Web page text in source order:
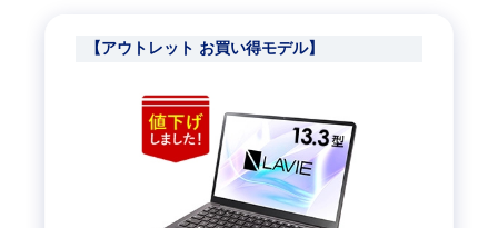
ンブラック、1年間保証]
【アウトレット お買い得モデル】